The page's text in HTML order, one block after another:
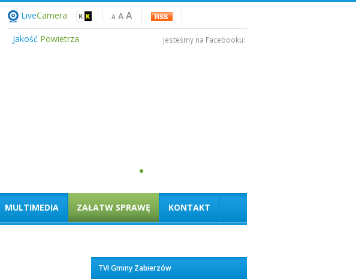
LiveCamera A A A
Jakość Powietrza Jesteśmy na Facebooku:
MULTIMEDIA ZAŁATW SPRAWĘ KONTAKT
TVI Gminy Zabierzów